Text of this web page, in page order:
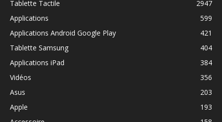
Tablette Tactile
2947
Applications
599
Applications Android Google Play
421
Tablette Samsung
404
Applications iPad
384
Vidéos
356
Asus
203
Apple
193